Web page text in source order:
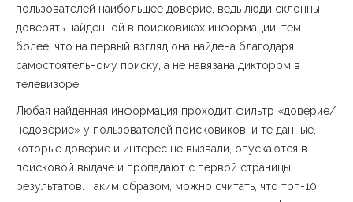
пользователей наибольшее доверие, ведь люди склонны
доверять найденной в поисковиках информации, тем
более, что на первый взгляд она найдена благодаря
самостоятельному поиску, а не навязана диктором в
телевизоре.
Любая найденная информация проходит фильтр «доверие/
недоверие» у пользователей поисковиков, и те данные,
которые доверие и интерес не вызвали, опускаются в
поисковой выдаче и пропадают с первой страницы
результатов. Таким образом, можно считать, что топ-10